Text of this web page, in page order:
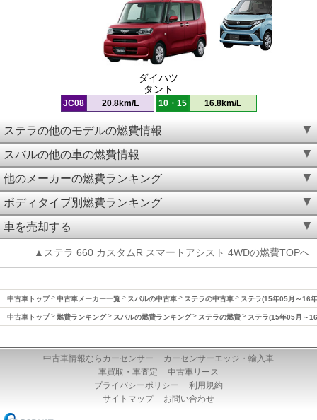
ダイハツ
タント
JC08 20.8km/L 10・15 16.8km/L
ステラの他のモデルの燃費情報
スバルの他の車の燃費情報
他のメーカーの燃費ランキング
ボディタイプ別燃費ランキング
車を売却する
▲ステラ 660 カスタムR スマートアシスト 4WDの燃費TOPへ
中古車トップ 中古車メーカー一覧 スバルの中古車 ステラの中古車 ステラ(15年05月～16
中古車トップ 燃費ランキング スバルの燃費ランキング ステラの燃費 ステラ(15年05月～
中古車情報ならカーセンサー
カーセンサーエッジ・輸入車
車買取・車査定
中古車リース
プライバシーポリシー
利用規約
サイトマップ
お問い合わせ